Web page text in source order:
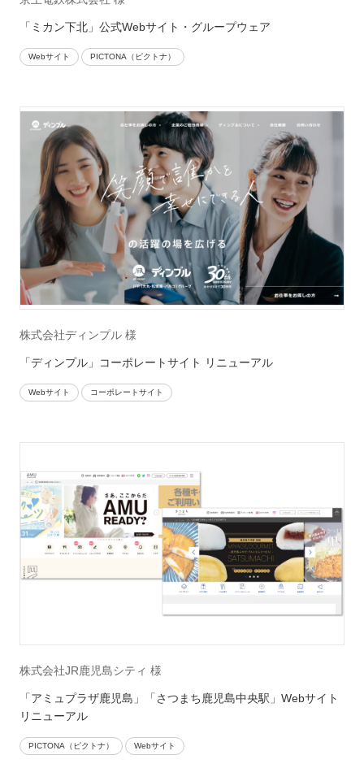
「ミカン下北」公式Webサイト・グループウェア
Webサイト PICTONA（ピクトナ）
株式会社ディンプル 様
「ディンプル」コーポレートサイト リニューアル
Webサイト コーポレートサイト
株式会社JR鹿児島シティ 様
「アミュプラザ鹿児島」「さつまち鹿児島中央駅」Webサイト
リニューアル
PICTONA（ピクトナ） Webサイト